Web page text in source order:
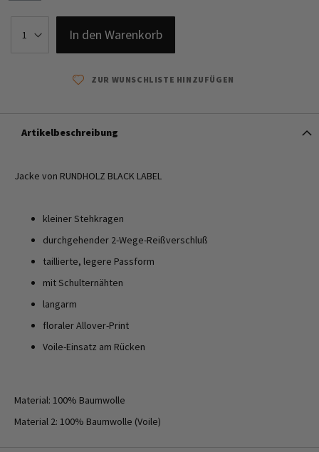
In den Warenkorb
ZUR WUNSCHLISTE HINZUFÜGEN
Artikelbeschreibung
Jacke von RUNDHOLZ BLACK LABEL
kleiner Stehkragen
durchgehender 2-Wege-Reißverschluß
taillierte, legere Passform
mit Schulternähten
langarm
floraler Allover-Print
Voile-Einsatz am Rücken
Material: 100% Baumwolle
Material 2: 100% Baumwolle (Voile)